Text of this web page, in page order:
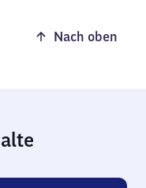
Nach oben